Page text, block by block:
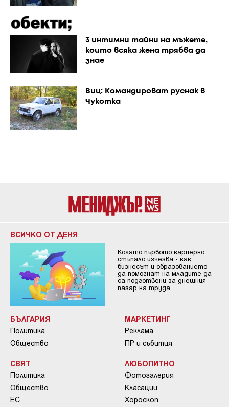
3 интимни тайни на мъжете,
които всяка жена трябва да
знае
Виц: Командироват руснак в
Чукотка
ВСИЧКО ОТ ДЕНЯ
Когато първото кариерно
стъпало изчезва - как
бизнесът и образованието
да помогнат на младите да
са подготвени за днешния
пазар на труда
БЪЛГАРИЯ
Политика
Общество
СВЯТ
Политика
Общество
ЕС
МАРКЕТИНГ
Реклама
ПР и събития
ЛЮБОПИТНО
Фотогалерия
Класации
Хороскоп